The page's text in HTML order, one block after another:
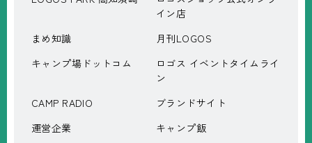
イン店
まめ知識
月刊LOGOS
キャンプ場ドットコム
ロゴス イベントタイムライ
ン
CAMP RADIO
ブランドサイト
運営企業
キャンプ飯